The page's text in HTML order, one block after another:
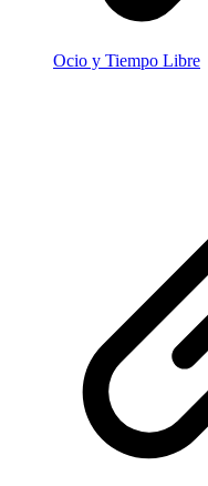
Ocio y Tiempo Libre